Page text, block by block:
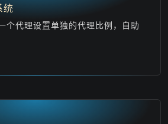
统
个代理设置单独的代理比例，自助